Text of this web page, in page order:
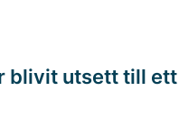
blivit utsett till ett